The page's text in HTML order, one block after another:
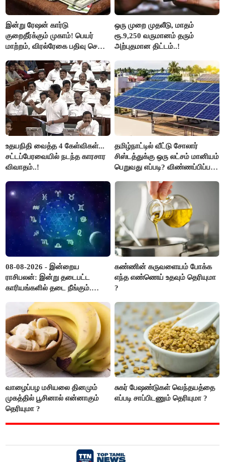
இன்று ரேஷன் கார்டு
குறைதீர்க்கும் முகாம்! பெயர்
மாற்றம், விரல்ரேகை பதிவு செய்ய
ஒரு முறை முதலீடு, மாதம்
ரூ.9,250 வருமானம் தரும்
அற்புதமான திட்டம்..!
உதயநிதி வைத்த 4 கேள்விகள்...
சட்டப்பேரவையில் நடந்த காரசார
விவாதம்..!
தமிழ்நாட்டில் வீட்டு சோலார்
சிஸ்டத்துக்கு ஒரு லட்சம் மானியம்
பெறுவது எப்படி? விண்ணப்பிப்பது
08-08-2026 - இன்றைய
ராசிபலன்: இன்று தடைபட்ட
காரியங்களில் தடை நீங்கும்.
இருக்கும். ஆன்மீக எண்ணம்
அதிகரிக்கும்..!
கண்ணின் கருவளையம் போக்க
எந்த எண்ணெய் உதவும் தெரியுமா
?
வாழைப்பழ மசியலை தினமும்
முகத்தில் பூசினால் என்னாகும்
தெரியுமா ?
சுகர் பேஷண்டுகள் வெந்தயத்தை
எப்படி சாப்பிடணும் தெரியுமா ?